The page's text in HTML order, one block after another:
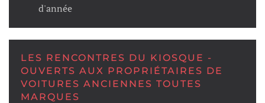
d'année
LES RENCONTRES DU KIOSQUE -
OUVERTS AUX PROPRIÉTAIRES DE
VOITURES ANCIENNES TOUTES
MARQUES